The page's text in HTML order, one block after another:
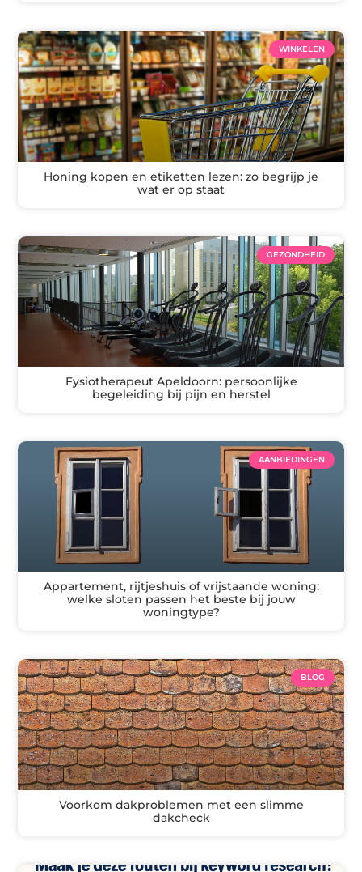
WINKELEN
Honing kopen en etiketten lezen: zo begrijp je
wat er op staat
GEZONDHEID
Fysiotherapeut Apeldoorn: persoonlijke
begeleiding bij pijn en herstel
AANBIEDINGEN
Appartement, rijtjeshuis of vrijstaande woning:
welke sloten passen het beste bij jouw
woningtype?
BLOG
Voorkom dakproblemen met een slimme
dakcheck